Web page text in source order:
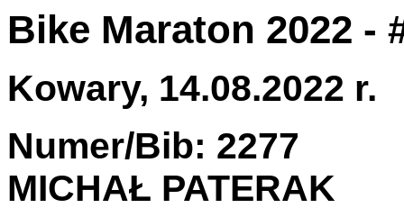
Bike Maraton 2022 -
Kowary, 14.08.2022 r.
Numer/Bib: 2277
MICHAŁ PATERAK